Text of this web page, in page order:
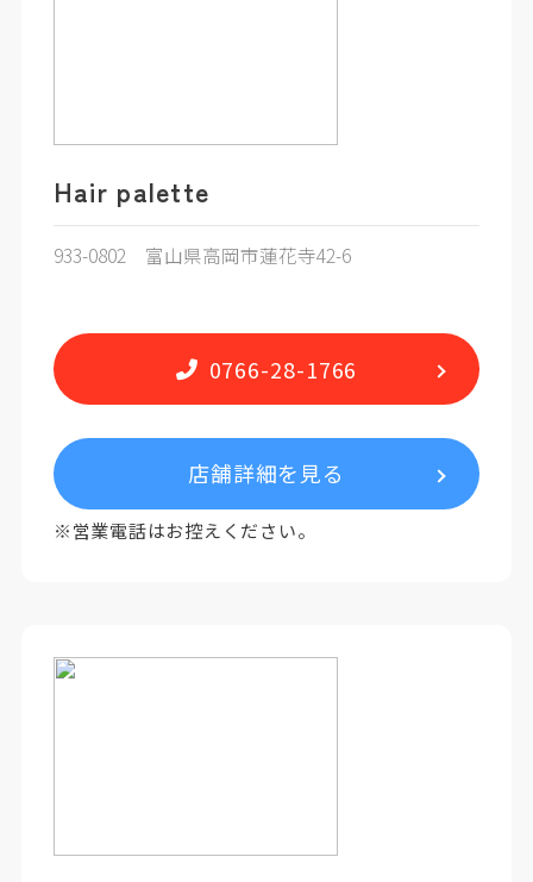
Hair palette
933-0802 富山県高岡市蓮花寺42-6
0766-28-1766
店舗詳細を見る
※営業電話はお控えください。